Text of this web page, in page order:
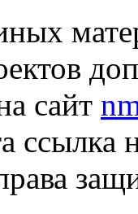
сайт
ссылка